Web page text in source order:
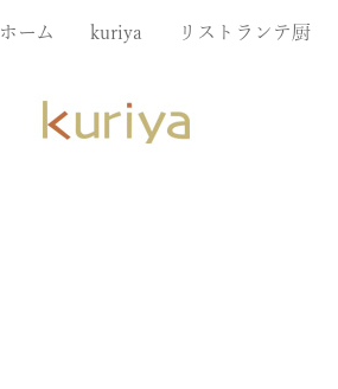
ホーム kuriya リストランテ厨